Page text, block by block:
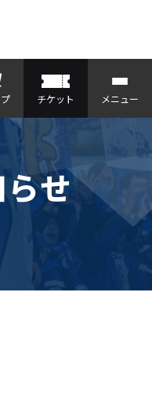
チケット メニュー
せ